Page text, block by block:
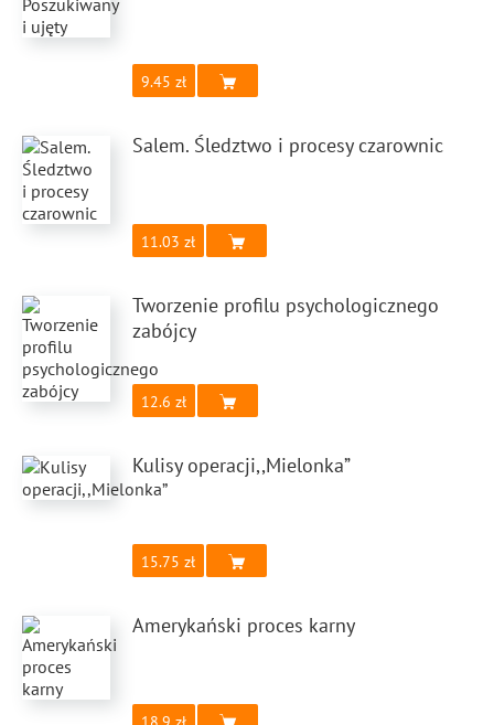
9.45
Salem. Śledztwo i procesy czarownic
11.03
Tworzenie profilu psychologicznego
zabójcy
12.6
Kulisy operacji,,Mielonka”
15.75
Amerykański proces karny